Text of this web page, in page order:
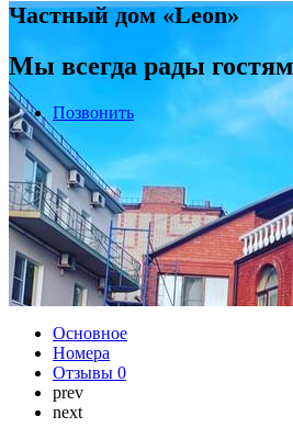
Частный дом «Leon»
Мы всегда рады
Позвонить
Основное
Номера
Отзывы 0
prev
next